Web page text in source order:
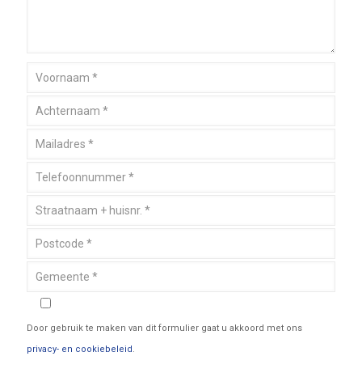
Door gebruik te maken van dit formulier gaat u akkoord met ons
privacy- en cookiebeleid.